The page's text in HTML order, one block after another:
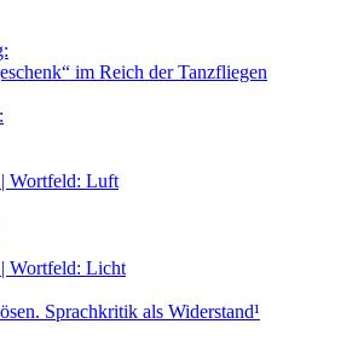
im Reich der Tanzfliegen
Wortfeld: Luft
Wortfeld: Licht
Sprachkritik als Widerstand¹